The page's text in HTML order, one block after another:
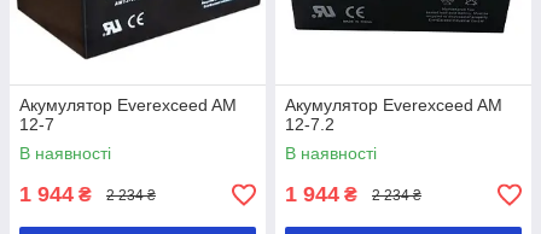
Акумулятор Everexceed AM
12-7
В наявності
1 944 ₴ 2 234 ₴
Акумулятор Everexceed AM
12-7.2
В наявності
1 944 ₴ 2 234 ₴